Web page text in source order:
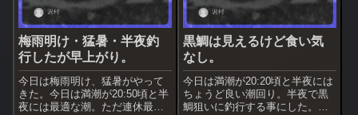
梅雨明け・猛暑・半夜釣
行したが早上がり。
今日は梅雨明け、猛暑がやって
きた。今日は満潮が20:50頃と半
夜には最適な潮。ただ連休最終
黒鯛は見えるけど食い気
なし。
今日は満潮が20:20頃と半夜には
ちょうど良い潮回り。半夜で黒
鯛狙いに釣行する事にした。候